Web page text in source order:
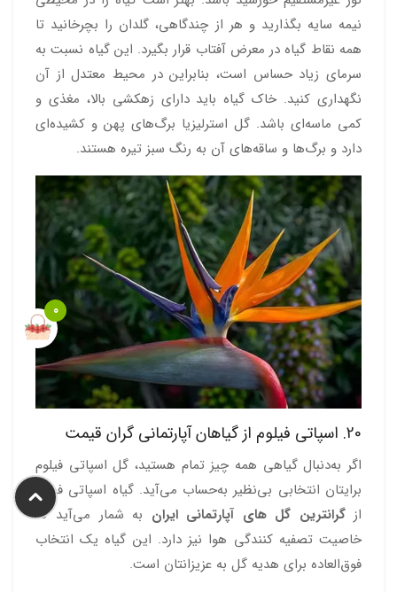
نیمه سایه‌ بگذارید و هر از چندگاهی، گلدان را بچرخانید تا
همه نقاط گیاه در معرض آفتاب قرار بگیرد. این گیاه نسبت به
سرمای زیاد حساس است، بنابراین در محیط معتدل از آن
نگهداری کنید. خاک گیاه باید دارای زهکشی بالا، مغذی و
کمی ماسه‌ای باشد. گل استرلیزیا برگ‌های پهن و کشیده‌ای
دارد و برگ‌ها و ساقه‌های آن به ‌رنگ سبز تیره هستند.
20. اسپاتی فیلوم از گیاهان آپارتمانی گران قیمت
اگر به‌دنبال گیاهی همه‌ چیز تمام هستید، گل اسپاتی فیلوم
برایتان انتخابی بی‌نظیر به‌حساب می‌آید. گیاه اسپاتی فیلوم
ازگرانترین گل های آپارتمانی ایران به شمار می‌آید که
خاصیت تصفیه کنندگی هوا نیز دارد. این گیاه یک انتخاب
فوق‌العاده برای هدیه گل به عزیزانتان است.
0